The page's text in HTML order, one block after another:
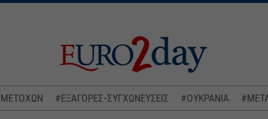
ΜΕΤΟΧΩΝ #ΕΞΑΓΟΡΕΣ-ΣΥΓΧΩΝΕΥΣΕΙΣ #ΟΥΚΡΑΝΙΑ